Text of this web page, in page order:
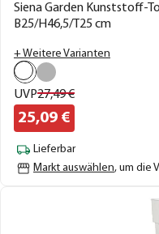
Siena Garden Kunststoff-
B25/H46,5/T25 cm
+ Weitere Varianten
UVP27,49€
25,09 €
Lieferbar
Markt auswählen, um die